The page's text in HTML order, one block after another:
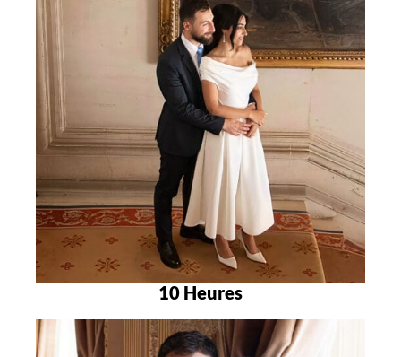
10 Heures